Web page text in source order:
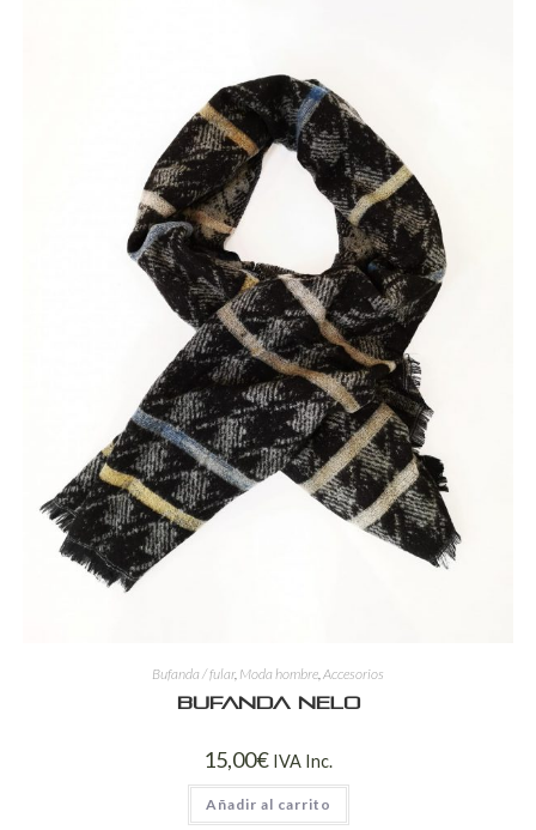
Bufanda / fular, Moda hombre,Accesorios
Bufanda Nelo
15,00€ IVA Inc.
Añadir al carrito